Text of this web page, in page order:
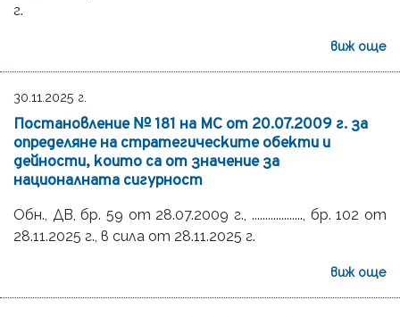
г.
виж още
30.11.2025 г.
Постановление № 181 на МС от 20.07.2009 г. за
определяне на стратегическите обекти и
дейности, които са от значение за
националната сигурност
Обн., ДВ, бр. 59 от 28.07.2009 г., ..................., бр. 102 от
28.11.2025 г., в сила от 28.11.2025 г.
виж още